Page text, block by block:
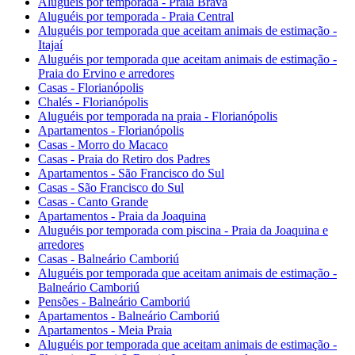
Aluguéis por temporada - Praia Central
Aluguéis por temporada que aceitam animais de estimação -
Itajaí
Aluguéis por temporada que aceitam animais de estimação -
Praia do Ervino e arredores
Casas - Florianópolis
Chalés - Florianópolis
Aluguéis por temporada na praia - Florianópolis
Apartamentos - Florianópolis
Casas - Morro do Macaco
Casas - Praia do Retiro dos Padres
Apartamentos - São Francisco do Sul
Casas - São Francisco do Sul
Casas - Canto Grande
Apartamentos - Praia da Joaquina
Aluguéis por temporada com piscina - Praia da Joaquina e
arredores
Casas - Balneário Camboriú
Aluguéis por temporada que aceitam animais de estimação -
Balneário Camboriú
Pensões - Balneário Camboriú
Apartamentos - Balneário Camboriú
Apartamentos - Meia Praia
Aluguéis por temporada que aceitam animais de estimação -